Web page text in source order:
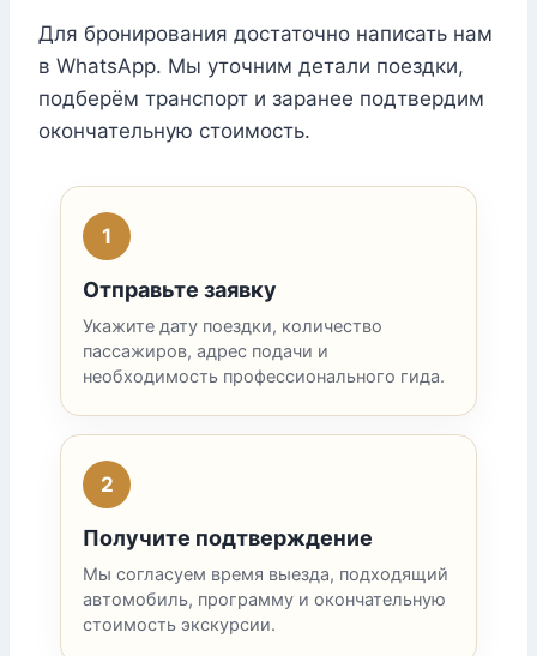
Для бронирования достаточно написать нам
в WhatsApp. Мы уточним детали поездки,
подберём транспорт и заранее подтвердим
окончательную стоимость.
1
Отправьте заявку
Укажите дату поездки, количество
пассажиров, адрес подачи и
необходимость профессионального гида.
2
Получите подтверждение
Мы согласуем время выезда, подходящий
автомобиль, программу и окончательную
стоимость экскурсии.